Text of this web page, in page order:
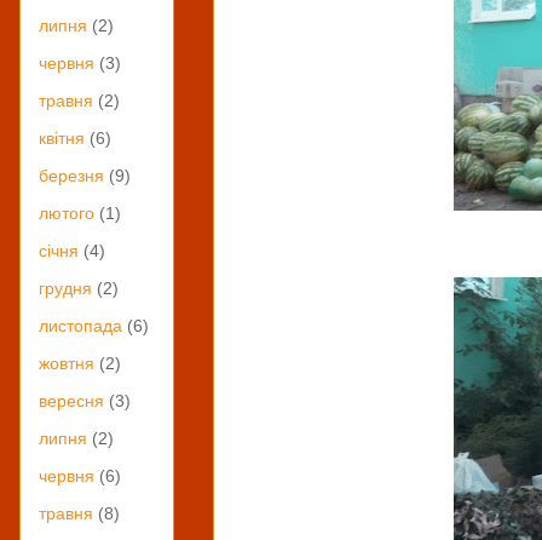
липня (2)
червня (3)
травня (2)
квітня (6)
березня (9)
лютого (1)
січня (4)
грудня (2)
листопада (6)
жовтня (2)
вересня (3)
липня (2)
червня (6)
травня (8)